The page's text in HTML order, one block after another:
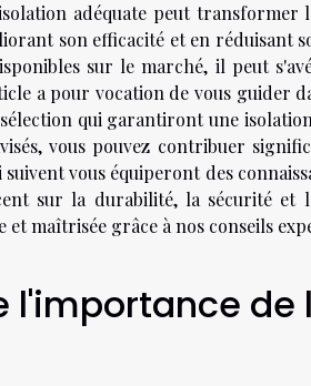
adéquate peut
son efficacité et en réduisant
sur le marché, il peut
a pour vocation de vous guider
qui garantiront une
vous pouvez contribuer
vous équiperont des
sur la durabilité, la sécurité et
et maîtrisée grâce à nos conseils
l'importance de